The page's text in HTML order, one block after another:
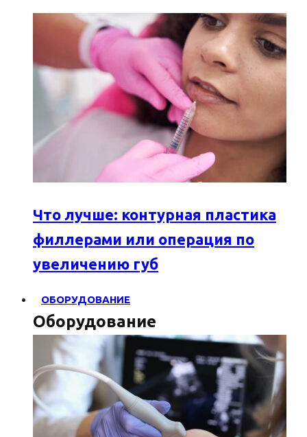
Что лучше: контурная пластика
филлерами или операция по
увеличению губ
ОБОРУДОВАНИЕ
Оборудование